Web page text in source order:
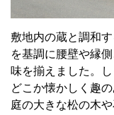
敷地内の蔵と調和
を基調に腰壁や縁
味を揃えました。
どこか懐かしく趣
庭の大きな松の木